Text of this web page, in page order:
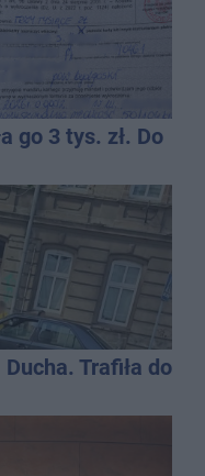
go 3 tys. zł. Do
Trafiła do